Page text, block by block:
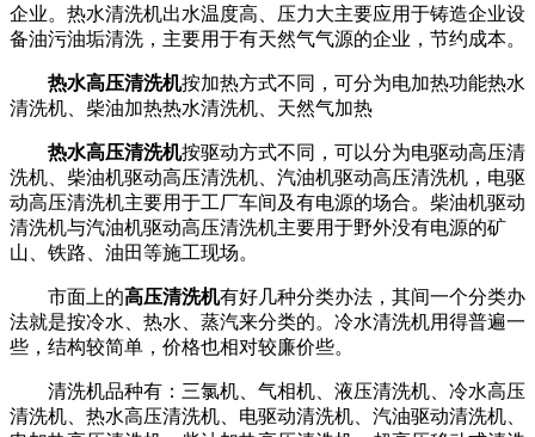
企业。热水清洗机出水温度高、压力大主要应用于铸造企业设
备油污油垢清洗，主要用于有天然气气源的企业，节约成本。
热水高压清洗机按加热方式不同，可分为电加热功能热水
清洗机、柴油加热热水清洗机、天然气加热
热水高压清洗机按驱动方式不同，可以分为电驱动高压清
洗机、柴油机驱动高压清洗机、汽油机驱动高压清洗机，电驱
动高压清洗机主要用于工厂车间及有电源的场合。柴油机驱动
清洗机与汽油机驱动高压清洗机主要用于野外没有电源的矿
山、铁路、油田等施工现场。
市面上的高压清洗机有好几种分类办法，其间一个分类办
法就是按冷水、热水、蒸汽来分类的。冷水清洗机用得普遍一
些，结构较简单，价格也相对较廉价些。
清洗机品种有：三氯机、气相机、液压清洗机、冷水高压
清洗机、热水高压清洗机、电驱动清洗机、汽油驱动清洗机、